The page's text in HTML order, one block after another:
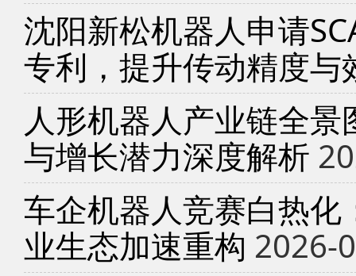
沈阳新松机器人申请
专利，提升传动精度与
人形机器人产业链全
与增长潜力深度解析
车企机器人竞赛白热
业生态加速重构 2026-